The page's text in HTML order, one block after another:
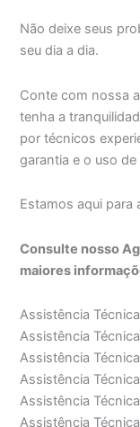
Não deixe seus
seu dia a dia.
Conte com nossa
tenha a
por técnicos
garantia e o uso
Estamos aqui para
Consulte nosso
maiores
Assistência
Assistência
Assistência
Assistência
Assistência
Assistência